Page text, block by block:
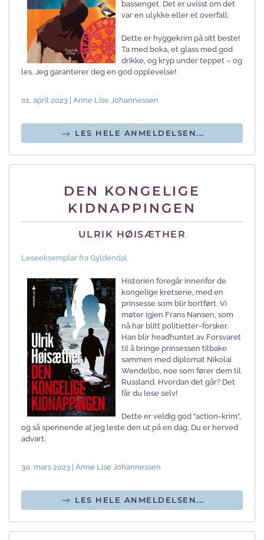
bassenget. Det er uvisst om det
var en ulykke eller et overfall.
Dette er hyggekrim på sitt beste!
Ta med boka, et glass med god
drikke, og kryp under teppet – og
les. Jeg garanterer deg en god opplevelse!
01. april 2023 | Anne Lise Johannessen
LES HELE ANMELDELSEN...
DEN KONGELIGE
KIDNAPPINGEN
ULRIK HØISÆTHER
Leseeksemplar fra Gyldendal
Historien foregår innenfor de
kongelige kretsene, med en
prinsesse som blir bortført. Vi
møter igjen Frans Nansen, som
nå har blitt politietter-forsker.
Han blir headhuntet av Forsvaret
til å bringe prinsessen tilbake
sammen med diplomat Nikolai
Wendelbo, noe som fører dem til
Russland. Hvordan det går? Det
får du lese selv!
Dette er veldig god "action-krim",
og så spennende at jeg leste den ut på en dag. Du er herved
advart.
30. mars 2023 | Anne Lise Johannessen
LES HELE ANMELDELSEN...